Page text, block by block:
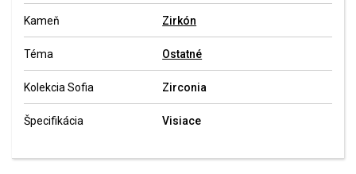
Kameň Zirkón
Téma Ostatné
Kolekcia Sofia Zirconia
Špecifikácia Visiace